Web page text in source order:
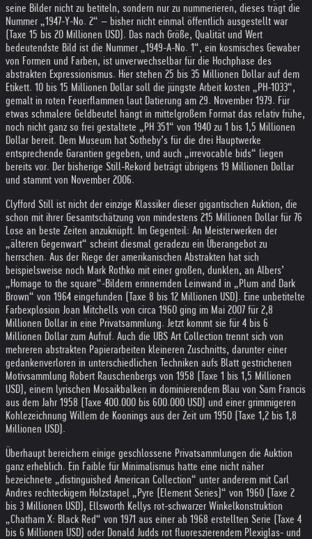
seine Bilder nicht zu betiteln, sondern nur zu nummerieren, dieses trägt die
Nummer „1947-Y-No. 2“ – bisher nicht einmal öffentlich ausgestellt war
(Taxe 15 bis 20 Millionen USD). Das nach Größe, Qualität und Wert
bedeutendste Bild ist die Nummer „1949-A-No. 1“, ein kosmisches Gewaber
von Formen und Farben, ist unverwechselbar für die Hochphase des
abstrakten Expressionismus. Hier stehen 25 bis 35 Millionen Dollar auf dem
Etikett. 10 bis 15 Millionen Dollar soll die jüngste Arbeit kosten „PH-1033“,
gemalt in roten Feuerflammen laut Datierung am 29. November 1979. Für
etwas schmalere Geldbeutel hängt in mittelgroßem Format das relativ frühe,
noch nicht ganz so frei gestaltete „PH 351“ von 1940 zu 1 bis 1,5 Millionen
Dollar bereit. Dem Museum hat Sotheby’s für die drei Hauptwerke
entsprechende Garantien gegeben, und auch „irrevocable bids“ liegen
bereits vor. Der bisherige Still-Rekord beträgt übrigens 19 Millionen Dollar
und stammt von November 2006.
Clyfford Still ist nicht der einzige Klassiker dieser gigantischen Auktion, die
schon mit ihrer Gesamtschätzung von mindestens 215 Millionen Dollar für 76
Lose an beste Zeiten anzuknüpft. Im Gegenteil: An Meisterwerken der
„älteren Gegenwart“ scheint diesmal geradezu ein Überangebot zu
herrschen. Aus der Riege der amerikanischen Abstrakten hat sich
beispielsweise noch Mark Rothko mit einer großen, dunklen, an Albers’
„Homage to the square“-Bildern erinnernden Leinwand in „Plum and Dark
Brown“ von 1964 eingefunden (Taxe 8 bis 12 Millionen USD). Eine unbetitelte
Farbexplosion Joan Mitchells von circa 1960 ging im Mai 2007 für 2,8
Millionen Dollar in eine Privatsammlung. Jetzt kommt sie für 4 bis 6
Millionen Dollar zum Aufruf. Auch die UBS Art Collection trennt sich von
mehreren abstrakten Papierarbeiten kleineren Zuschnitts, darunter einer
gedankenverloren in unterschiedlichen Techniken aufs Blatt gestrichenen
Motivsammlung Robert Rauschenbergs von 1958 (Taxe 1 bis 1,5 Millionen
USD), einem lyrischen Mosaikbalken in dominierendem Blau von Sam Francis
aus dem Jahr 1958 (Taxe 400.000 bis 600.000 USD) und einer grimmigeren
Kohlezeichnung Willem de Koonings aus der Zeit um 1950 (Taxe 1,2 bis 1,8
Millionen USD).
Überhaupt bereichern einige geschlossene Privatsammlungen die Auktion
ganz erheblich. Ein Faible für Minimalismus hatte eine nicht näher
bezeichnete „distinguished American Collection“ unter anderem mit Carl
Andres rechteckigem Holzstapel „Pyre (Element Series)“ von 1960 (Taxe 2
bis 3 Millionen USD), Ellsworth Kellys rot-schwarzer Winkelkonstruktion
„Chatham X: Black Red“ von 1971 aus einer ab 1968 erstellten Serie (Taxe 4
bis 6 Millionen USD) oder Donald Judds rot fluoreszierendem Plexiglas- und